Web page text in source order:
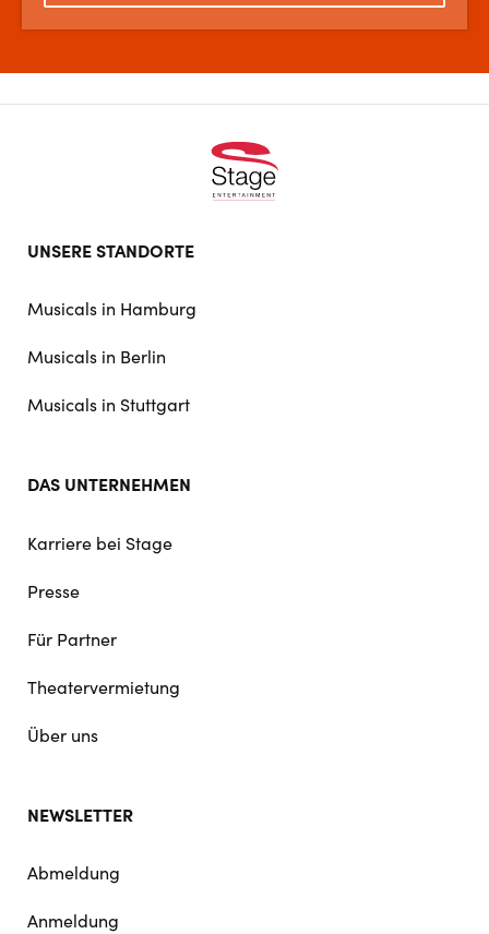
doormat
UNSERE STANDORTE
Musicals in Hamburg
Musicals in Berlin
Musicals in Stuttgart
DAS UNTERNEHMEN
Karriere bei Stage
Presse
Für Partner
Theatervermietung
Über uns
NEWSLETTER
Abmeldung
Anmeldung